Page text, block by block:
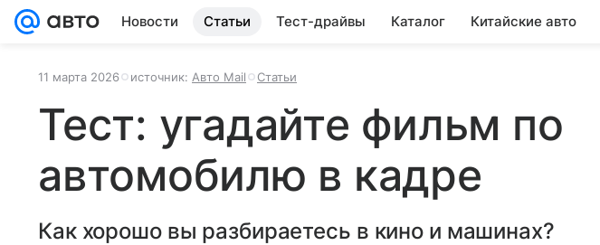
Новости Статьи Тест-драйвы Каталог Китайские авто
11 марта 2026 источник: Авто Mail Статьи
Тест: угадайте фильм по
автомобилю в кадре
Как хорошо вы разбираетесь в кино и машинах?